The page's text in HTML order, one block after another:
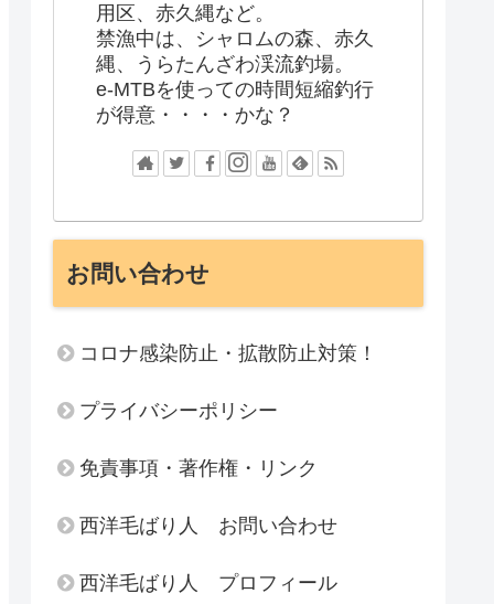
用区、赤久縄など。
禁漁中は、シャロムの森、赤久
縄、うらたんざわ渓流釣場。
e-MTBを使っての時間短縮釣行
が得意・・・・かな？
お問い合わせ
コロナ感染防止・拡散防止対策！
プライバシーポリシー
免責事項・著作権・リンク
西洋毛ばり人 お問い合わせ
西洋毛ばり人 プロフィール